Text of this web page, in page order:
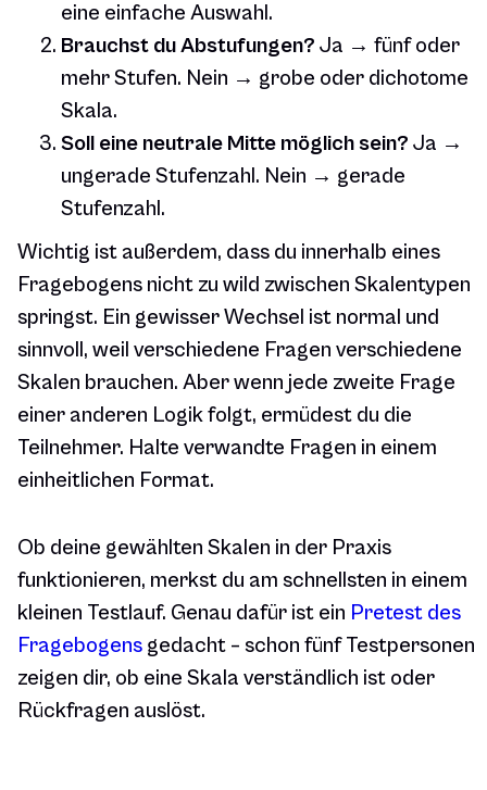
eine einfache Auswahl.
Brauchst du Abstufungen? Ja → fünf oder
mehr Stufen. Nein → grobe oder dichotome
Skala.
Soll eine neutrale Mitte möglich sein? Ja →
ungerade Stufenzahl. Nein → gerade
Stufenzahl.
Wichtig ist außerdem, dass du innerhalb eines
Fragebogens nicht zu wild zwischen Skalentypen
springst. Ein gewisser Wechsel ist normal und
sinnvoll, weil verschiedene Fragen verschiedene
Skalen brauchen. Aber wenn jede zweite Frage
einer anderen Logik folgt, ermüdest du die
Teilnehmer. Halte verwandte Fragen in einem
einheitlichen Format.
Ob deine gewählten Skalen in der Praxis
funktionieren, merkst du am schnellsten in einem
kleinen Testlauf. Genau dafür ist ein Pretest des
Fragebogens gedacht – schon fünf Testpersonen
zeigen dir, ob eine Skala verständlich ist oder
Rückfragen auslöst.